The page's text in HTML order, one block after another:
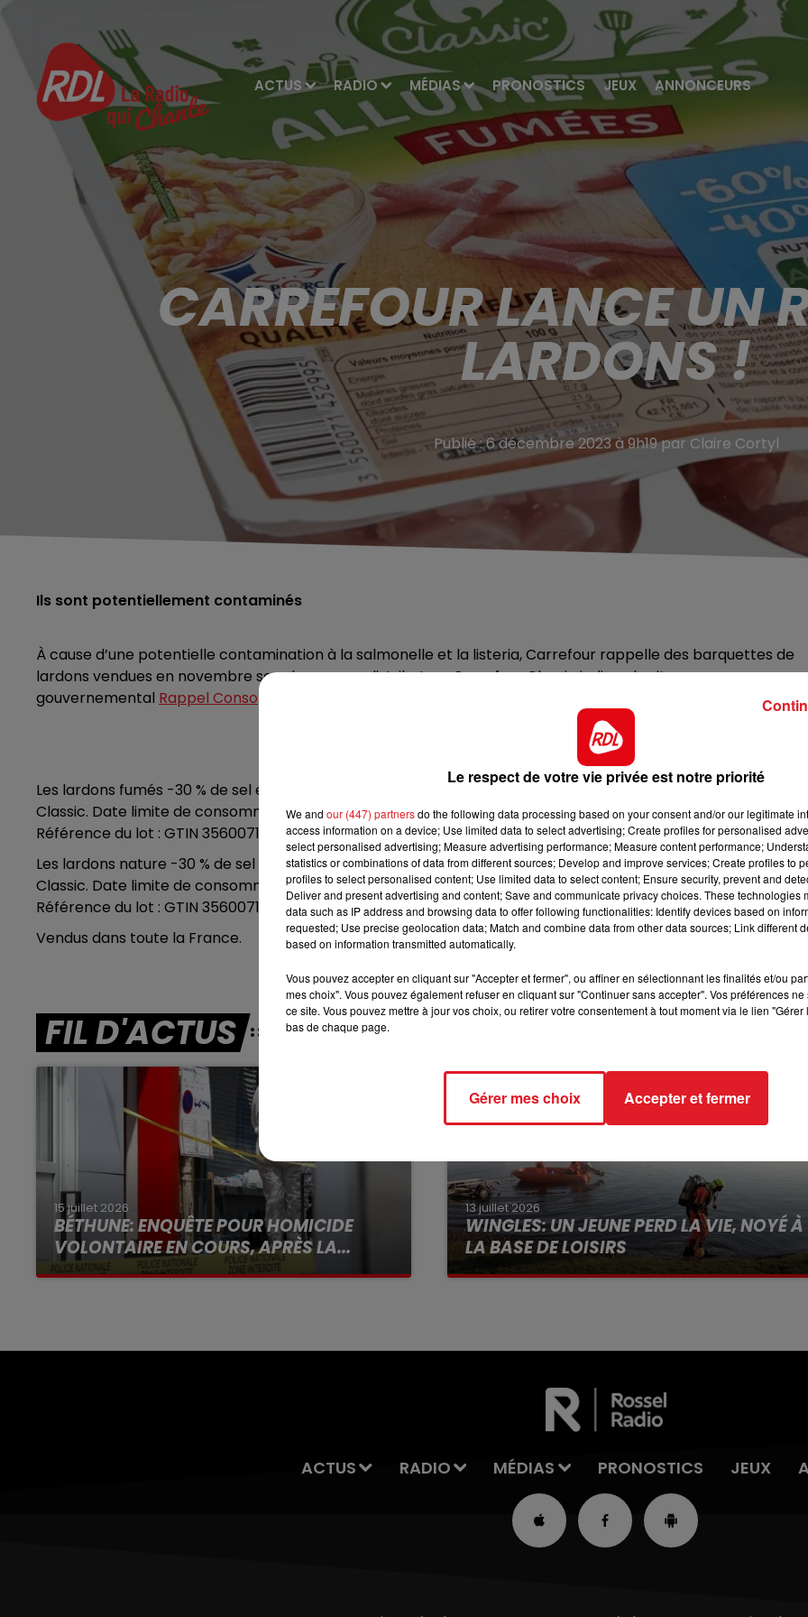
ACTUS RADIO MÉDIAS PRONOSTICS JEUX ANNONCEURS
12h00 - 13h00
RDL & VOUS
13h00 - 16h00
LES APRÈS-MIDI QUI CHANTENT
CARREFOUR LANCE UN
LARDONS !
Publié : 6 décembre 2023 à 9h19 par Claire Cortyl
Ils sont potentiellement contaminés
À cause d’une potentielle contamination à la salmonelle et la listeria, Carrefour rappelle des barquettes de
lardons vendues en novembre sous la marque distributeur Carrefour Classic indique le site
gouvernemental Rappel Conso
Les lardons fumés -30 % de sel et -50 % de Mat. GR vendus en barquette plastique 2x75g. Marque Carrefour
Classic. Date limite de consommation 22/12/2023. Commercialisés entre le 8/11/2023 et le 1er/12/2023.
Référence du lot : GTIN 3560071420215 Lot 311
Les lardons nature -30 % de sel et -50 % de Mat. GR vendus en barquette plastique 2x75g. Marque Carrefour
Classic. Date limite de consommation 22/12/2023. Commercialisés entre le 8/11/2023 et le 27/11/2023.
Référence du lot : GTIN 3560071420185 Lot 311
Vendus dans toute la France.
FIL D'ACTUS
15 juillet 2026
BÉTHUNE: ENQUÊTE POUR HOMICIDE
VOLONTAIRE EN COURS, APRÈS LA...
Selon les premiers éléments, le logement
13 juillet 2026
WINGLES: UN JEUNE PERD LA VIE, NOYÉ À
LA BASE DE LOISIRS
La victime a coulé à pic
ACTUS RADIO MÉDIAS PRONOSTICS JEUX
Le respect de votre vie privée est notre priorité
We and our (447) partnersdo the following data processing based on your consent and/or our legitimate
access information on a device; Use limited data to select advertising; Create profiles for personalised
select personalised advertising; Measure advertising performance; Measure content performance;
statistics or combinations of data from different sources; Develop and improve services; Create profiles to
profiles to select personalised content; Use limited data to select content; Ensure security, prevent and
Deliver and present advertising and content; Save and communicate privacy choices. These technologies
data such as IP address and browsing data to offer following functionalities: Identify devices based on
requested; Use precise geolocation data; Match and combine data from other data sources; Link different
based on information transmitted automatically.
Vous pouvez accepter en cliquant sur "Accepter et fermer", ou affiner en sélectionnant les finalités et/ou
mes choix". Vous pouvez également refuser en cliquant sur "Continuer sans accepter". Vos préférences
ce site. Vous pouvez mettre à jour vos choix, ou retirer votre consentement à tout moment via le lien
bas de chaque page.
Gérer mes choix Accepter et fermer